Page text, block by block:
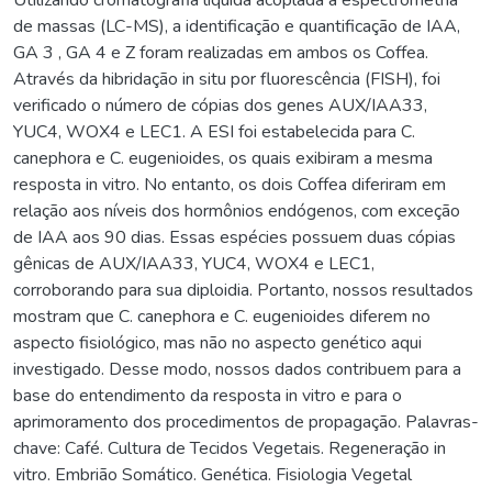
de massas (LC-MS), a identificação e quantificação de IAA,
GA 3 , GA 4 e Z foram realizadas em ambos os Coffea.
Através da hibridação in situ por fluorescência (FISH), foi
verificado o número de cópias dos genes AUX/IAA33,
YUC4, WOX4 e LEC1. A ESI foi estabelecida para C.
canephora e C. eugenioides, os quais exibiram a mesma
resposta in vitro. No entanto, os dois Coffea diferiram em
relação aos níveis dos hormônios endógenos, com exceção
de IAA aos 90 dias. Essas espécies possuem duas cópias
gênicas de AUX/IAA33, YUC4, WOX4 e LEC1,
corroborando para sua diploidia. Portanto, nossos resultados
mostram que C. canephora e C. eugenioides diferem no
aspecto fisiológico, mas não no aspecto genético aqui
investigado. Desse modo, nossos dados contribuem para a
base do entendimento da resposta in vitro e para o
aprimoramento dos procedimentos de propagação. Palavras-
chave: Café. Cultura de Tecidos Vegetais. Regeneração in
vitro. Embrião Somático. Genética. Fisiologia Vegetal